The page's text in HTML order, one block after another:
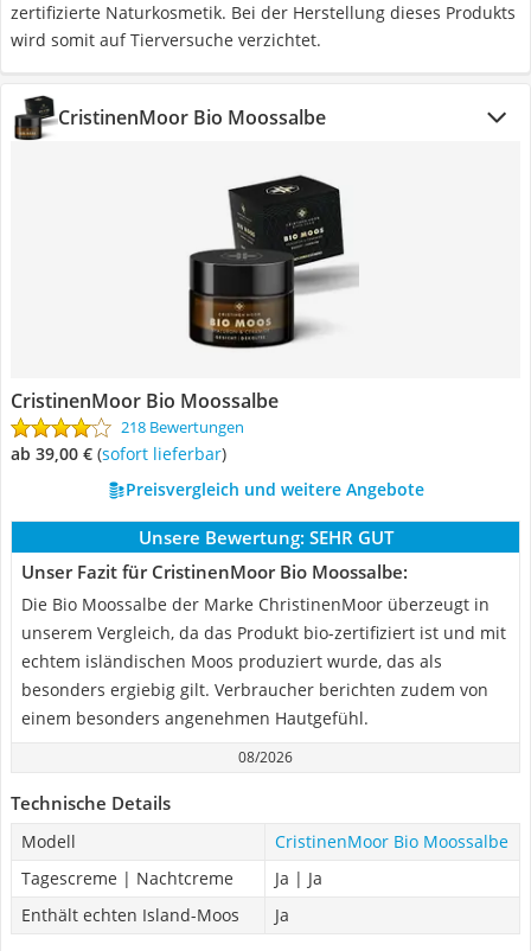
zertifizierte Naturkosmetik. Bei der Herstellung dieses Produkts
wird somit auf Tierversuche verzichtet.
CristinenMoor Bio Moossalbe
CristinenMoor Bio Moossalbe
218 Bewertungen
ab 39,00 € ( Sofort lieferbar)
Preisvergleich und weitere Angebote
Unsere Bewertung: SEHR GUT
Unser Fazit für CristinenMoor Bio Moossalbe:
Die Bio Moossalbe der Marke ChristinenMoor überzeugt in
unserem Vergleich, da das Produkt bio-zertifiziert ist und mit
echtem isländischen Moos produziert wurde, das als
besonders ergiebig gilt. Verbraucher berichten zudem von
einem besonders angenehmen Hautgefühl.
08/2026
Technische Details
Modell
CristinenMoor Bio Moossalbe
Tagescreme | Nachtcreme
Ja | Ja
Enthält echten Island-Moos
Ja